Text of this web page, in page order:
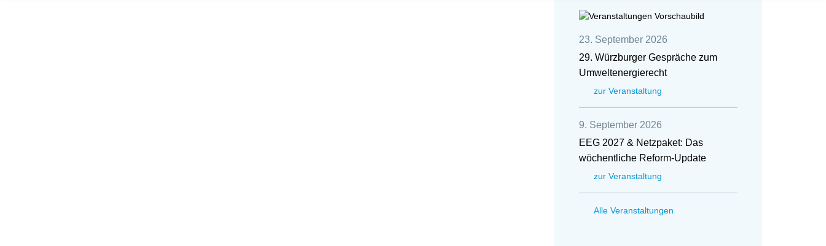
23. September 2026
29. Würzburger Gespräche zum
Umweltenergierecht
zur Veranstaltung
9. September 2026
EEG 2027 & Netzpaket: Das
wöchentliche Reform-Update
zur Veranstaltung
Alle Veranstaltungen